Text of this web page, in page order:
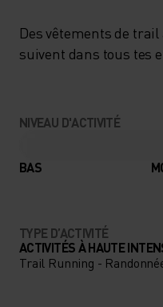
Des vêtements de
suivent dans tous tes
NIVEAU D'ACTIVITÉ
BAS
TYPE D’ACTIVITÉ
ACTIVITÉS À HAUTE
Trail Running -